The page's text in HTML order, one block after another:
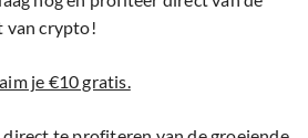
van crypto!
je €10 gratis.